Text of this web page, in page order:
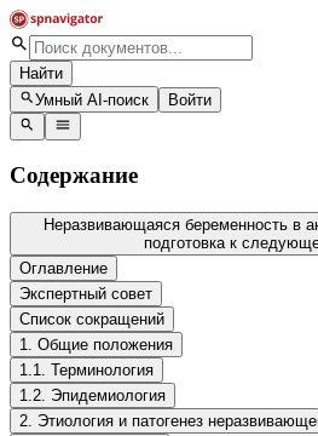
Найти
Умный AI-поиск
Войти
Содержание
Неразвивающаяся беременность в
подготовка к
Оглавление
Экспертный совет
Список сокращений
1. Общие положения
1.1. Терминология
1.2. Эпидемиология
2. Этиология и патогенез